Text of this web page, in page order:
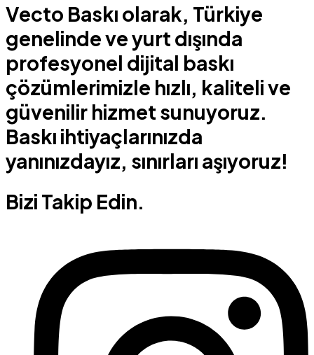
Vecto Baskı olarak, Türkiye
genelinde ve yurt dışında
profesyonel dijital baskı
çözümlerimizle hızlı, kaliteli ve
güvenilir hizmet sunuyoruz.
Baskı ihtiyaçlarınızda
yanınızdayız, sınırları aşıyoruz!
Bizi Takip Edin.